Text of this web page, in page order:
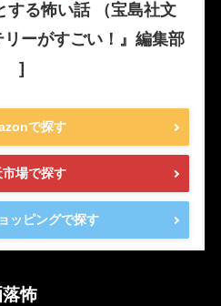
する怖い話 （宝島社文
ーがすごい！』編集部
]
で探す
市場で探す
ッピングで探す
怖